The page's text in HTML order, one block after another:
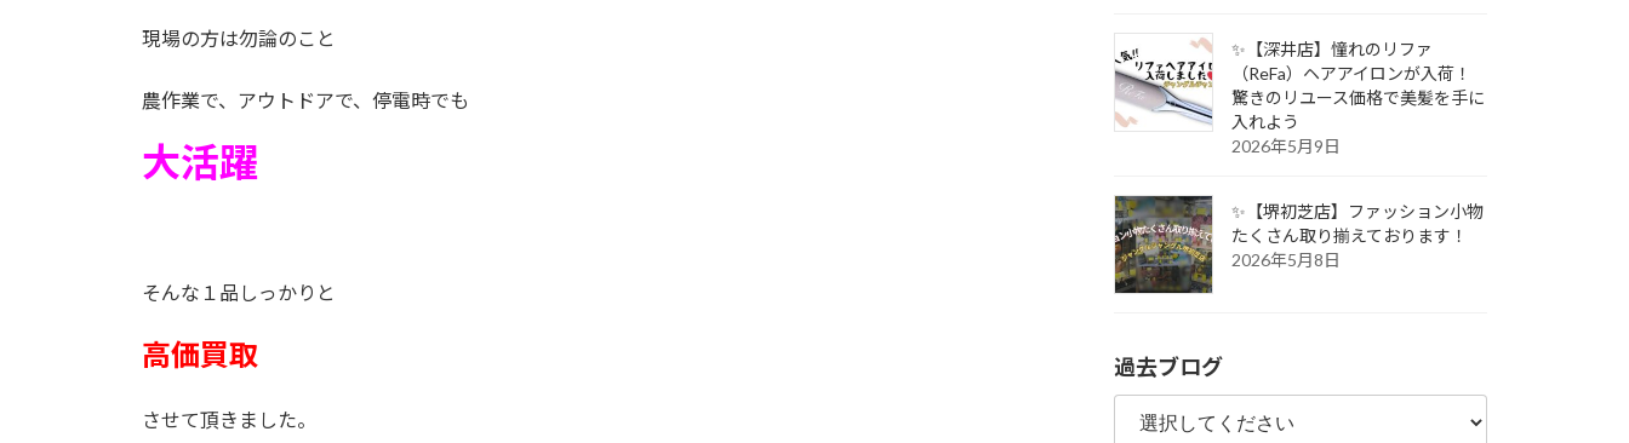
現場の方は勿論のこと
農作業で、アウトドアで、停電時でも
大活躍
そんな１品しっかりと
高価買取
させて頂きました。
✨【深井店】憧れのリファ
（ReFa）ヘアアイロンが入荷！
驚きのリユース価格で美髪を手に
入れよう
2026年5月9日
✨【堺初芝店】ファッション小物
たくさん取り揃えております！
2026年5月8日
過去ブログ